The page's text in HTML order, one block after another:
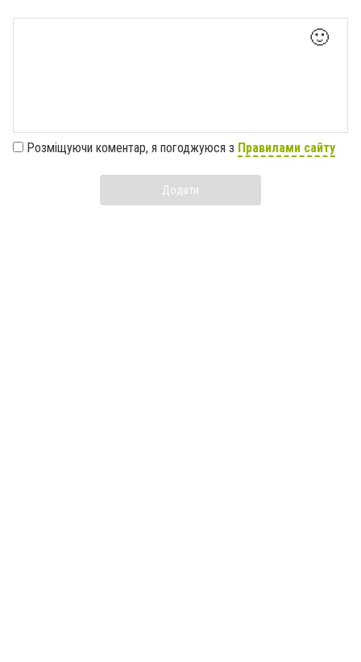
🙂
Розміщуючи коментар, я погоджуюся з Правилами сайту
Додати